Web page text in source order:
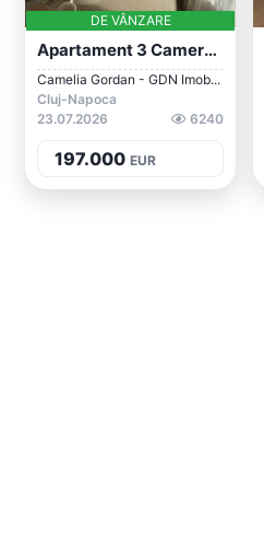
DE VÂNZARE
Apartament 3 Camere, 60 Mp, Grigorescu -...
Camelia Gordan - GDN Imob...
Cluj-Napoca
23.07.2026
6240
197.000 EUR